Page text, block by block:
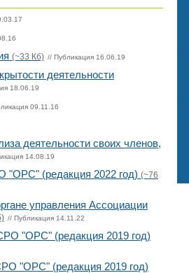
(~33 Кб) // Публикация 16.06.19
деятельности
18.06.19
09.11.16
деятельности своих членов,
14.08.19
"ОРС" (редакция 2022 год) (~76
управления Ассоциации
// Публикация 14.11.22
"ОРС" (редакция 2019 год)
"ОРС" (редакция 2019 год)